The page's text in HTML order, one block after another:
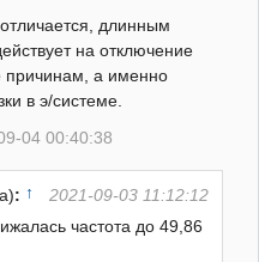
длинным
на отключение
причинам, а именно
в э/системе.
04 00:40:38
: ↑
2021-09-03 11:12:12
частота до 49,86